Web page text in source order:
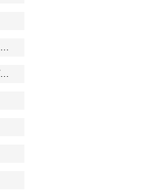
ファーストサマーウイカ
ヴィレッジヴァンガード